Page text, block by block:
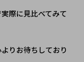
際に見比べてみて
りお待ちしており